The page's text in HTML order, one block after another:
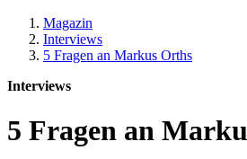
Magazin
Interviews
5 Fragen an Markus Orths
Interviews
5 Fragen an